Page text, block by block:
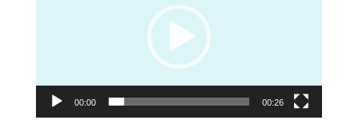
00:00 00:26